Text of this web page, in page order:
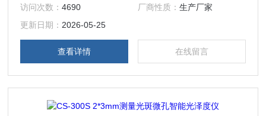
访问次数：4690 厂商性质： 生产厂家
更新日期： 2026-05-25
查看详情 在线留言